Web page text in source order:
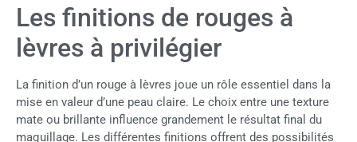
Les finitions de rouges à
lèvres à privilégier
La finition d’un rouge à lèvres joue un rôle essentiel dans la
mise en valeur d’une peau claire. Le choix entre une texture
mate ou brillante influence grandement le résultat final du
maquillage. Les différentes finitions offrent des possibilités